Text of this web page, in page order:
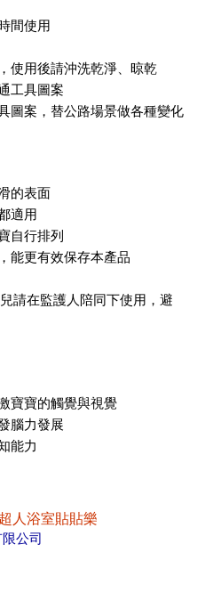
間使用
使用後請沖洗乾淨、晾乾
工具圖案
圖案，替公路場景做各種變化
的表面
適用
自行排列
能更有效保存本產品
請在監護人陪同下使用，避
寶寶的觸覺與視覺
腦力發展
能力
人浴室貼貼樂
公司